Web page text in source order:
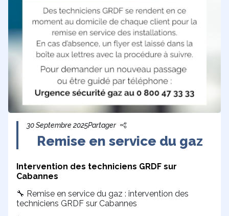
30 Septembre 2025Partager
Remise en service du gaz
Intervention des techniciens GRDF sur
Cabannes
🔧 Remise en service du gaz : intervention des
techniciens GRDF sur Cabannes